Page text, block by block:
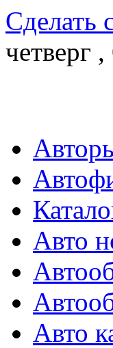
Сделать
четверг ,
Авто
Авто